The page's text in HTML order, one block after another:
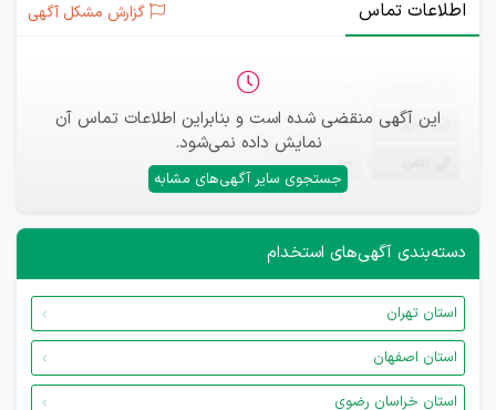
اطلاعات تماس گزارش مشکل آگهی
این آگهی منقضی شده است و بنابراین اطلاعات تماس آن
نمایش داده نمی‌شود.
جستجوی سایر آگهی‌های مشابه
ایمیل —
—
دسته‌بندی آگهی‌های استخدام
استان تهران
استان اصفهان
استان خراسان رضوی